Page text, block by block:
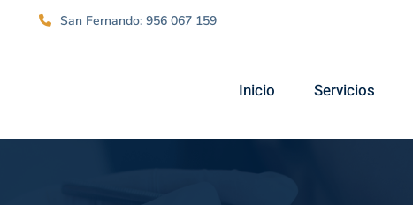
San Fernando: 956 067 159
Inicio Servicios